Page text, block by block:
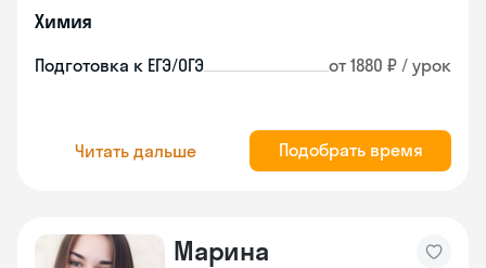
Химия
Подготовка к ЕГЭ/ОГЭ от 1880 ₽ / урок
Читать дальше Подобрать время
Марина